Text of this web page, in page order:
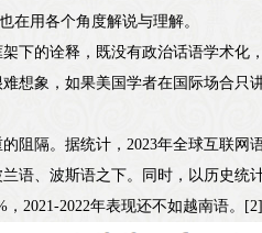
在用各个角度解说与理解。
下的诠释，既没有政治话语学术化
想象，如果美国学者在国际场合只
阻隔。据统计，2023年全球互联网
语、波斯语之下。同时，以历史统
，2021-2022年表现还不如越南语。[2]